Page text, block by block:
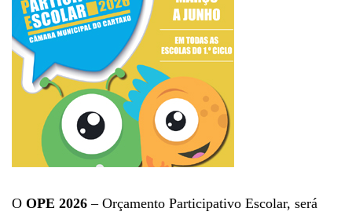
O OPE 2026 – Orçamento Participativo Escolar, será